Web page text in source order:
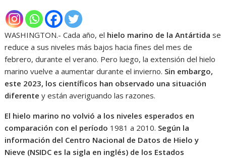
WASHINGTON.- Cada año, el hielo marino de la Antártida se
reduce a sus niveles más bajos hacia fines del mes de
febrero, durante el verano. Pero luego, la extensión del hielo
marino vuelve a aumentar durante el invierno. Sin embargo,
este 2023, los científicos han observado una situación
diferente y están averiguando las razones.
El hielo marino no volvió a los niveles esperados en
comparación con el período 1981 a 2010. Según la
información del Centro Nacional de Datos de Hielo y
Nieve (NSIDC es la sigla en inglés) de los Estados